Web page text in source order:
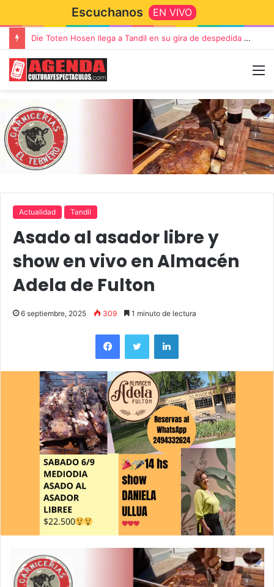
Escuchanos EN VIVO
“TIRRIA” llega a Tandil con un elenco de lujo encabezado por Capusotto, Spregelburd y Stefani
Actualidad Tandil
Asado al asador libre y
show en vivo en Almacén
Adela de Fulton
6 septiembre, 2025 309 1 minuto de lectura